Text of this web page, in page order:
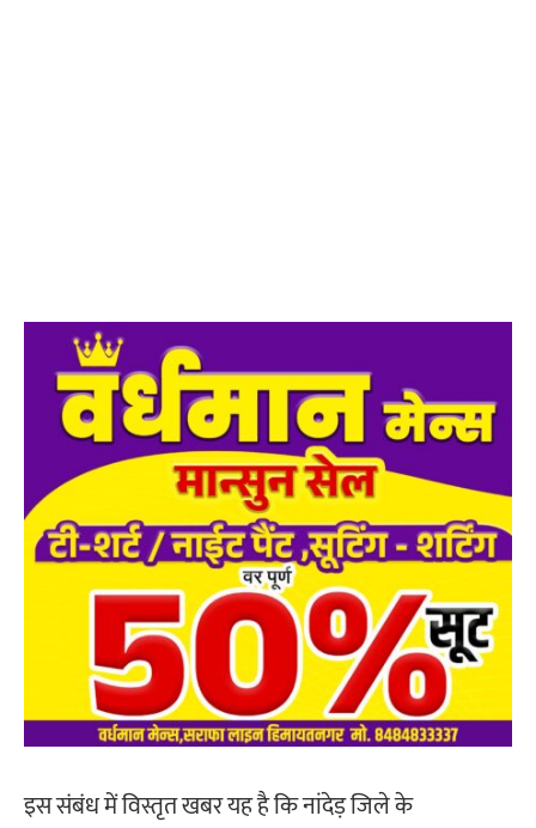
इस संबंध में विस्तृत खबर यह है कि नांदेड़ जिले के